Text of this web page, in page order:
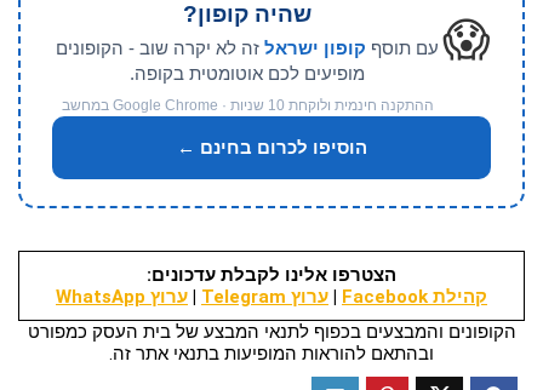
😱
שהיה קופון?
עם תוסף קופון ישראל זה לא יקרה שוב - הקופונים
מופיעים לכם אוטומטית בקופה.
ההתקנה חינמית ולוקחת 10 שניות · Google Chrome במחשב
הוסיפו לכרום בחינם ←
הצטרפו אלינו לקבלת עדכונים:
קהילת Facebook
| ערוץ Telegram | ערוץ WhatsApp
הקופונים והמבצעים בכפוף לתנאי המבצע של בית העסק כמפורט
ובהתאם להוראות המופיעות בתנאי אתר זה.